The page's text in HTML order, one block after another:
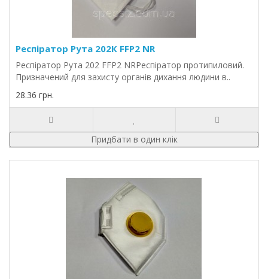
Респіратор Рута 202К FFP2 NR
Респіратор Рута 202 FFP2 NRРеспіратор протипиловий.
Призначений для захисту органів дихання людини в..
28.36 грн.
Придбати в один клік